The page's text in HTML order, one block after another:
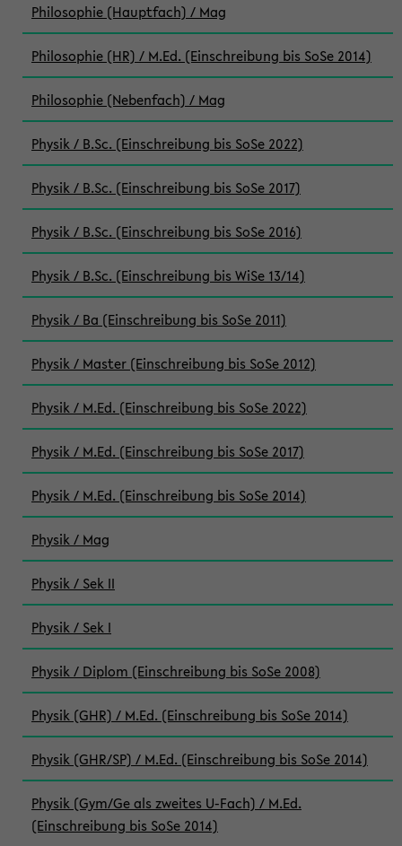
Philosophie (Hauptfach) / Mag
Philosophie (HR) / M.Ed. (Einschreibung bis SoSe 2014)
Philosophie (Nebenfach) / Mag
Physik / B.Sc. (Einschreibung bis SoSe 2022)
Physik / B.Sc. (Einschreibung bis SoSe 2017)
Physik / B.Sc. (Einschreibung bis SoSe 2016)
Physik / B.Sc. (Einschreibung bis WiSe 13/14)
Physik / Ba (Einschreibung bis SoSe 2011)
Physik / Master (Einschreibung bis SoSe 2012)
Physik / M.Ed. (Einschreibung bis SoSe 2022)
Physik / M.Ed. (Einschreibung bis SoSe 2017)
Physik / M.Ed. (Einschreibung bis SoSe 2014)
Physik / Mag
Physik / Sek II
Physik / Sek I
Physik / Diplom (Einschreibung bis SoSe 2008)
Physik (GHR) / M.Ed. (Einschreibung bis SoSe 2014)
Physik (GHR/SP) / M.Ed. (Einschreibung bis SoSe 2014)
Physik (Gym/Ge als zweites U-Fach) / M.Ed.
(Einschreibung bis SoSe 2014)